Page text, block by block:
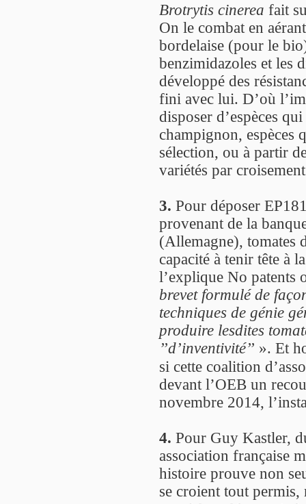
Brotrytis cinerea fait
On le combat en
bordelaise (pour le
benzimidazoles et les
développé des
fini avec lui. D’où
disposer d’espèces
champignon, espèces
sélection, ou à partir
variétés par
3. Pour déposer
provenant de la
(Allemagne), tomates
capacité à tenir tête à
l’explique No patents
brevet formulé de
techniques de génie
produire lesdites
’’d’inventivité’’ ». Et
si cette coalition
devant l’OEB un
novembre 2014,
4. Pour Guy Kastler,
association française
histoire prouve non
se croient tout permis,